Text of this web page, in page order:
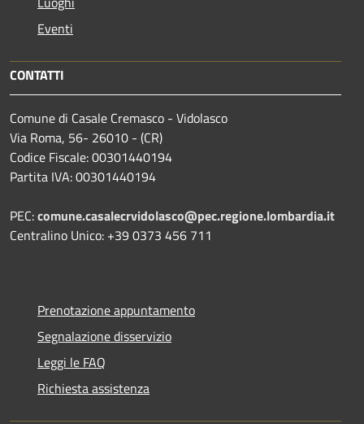
Eventi
CONTATTI
Comune di Casale Cremasco - Vidolasco
Via Roma, 56- 26010 - (CR)
Codice Fiscale: 00301440194
Partita IVA: 00301440194
PEC:comune.casalecrvidolasco@pec.regione.lombardia.it
Centralino Unico: +39 0373 456 711
Prenotazione appuntamento
Segnalazione disservizio
Leggi le FAQ
Richiesta assistenza